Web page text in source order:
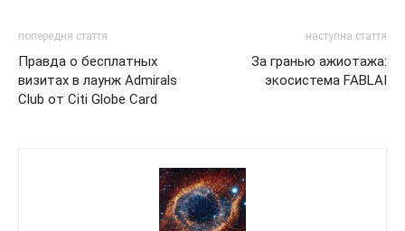
попередня стаття
Правда о бесплатных
визитах в лаунж Admirals
Club от Citi Globe Card
наступна стаття
За гранью ажиотажа:
экосистема FABLAI